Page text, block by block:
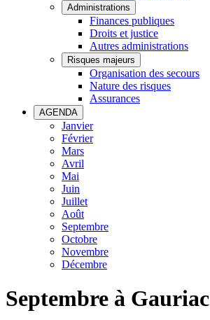
Administrations
Finances publiques
Droits et justice
Autres administrations
Risques majeurs
Organisation des secours
Nature des risques
Assurances
AGENDA
Janvier
Février
Mars
Avril
Mai
Juin
Juillet
Août
Septembre
Octobre
Novembre
Décembre
Septembre à Gauriac